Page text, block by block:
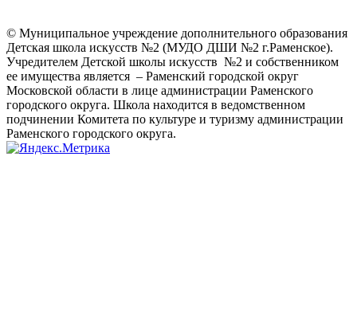
© Муниципальное учреждение дополнительного образования
Детская школа искусств №2 (МУДО ДШИ №2 г.Раменское).
Учредителем Детской школы искусств №2 и собственником
ее имущества является – Раменский городской округ
Московской области в лице администрации Раменского
городского округа. Школа находится в ведомственном
подчинении Комитета по культуре и туризму администрации
Раменского городского округа.